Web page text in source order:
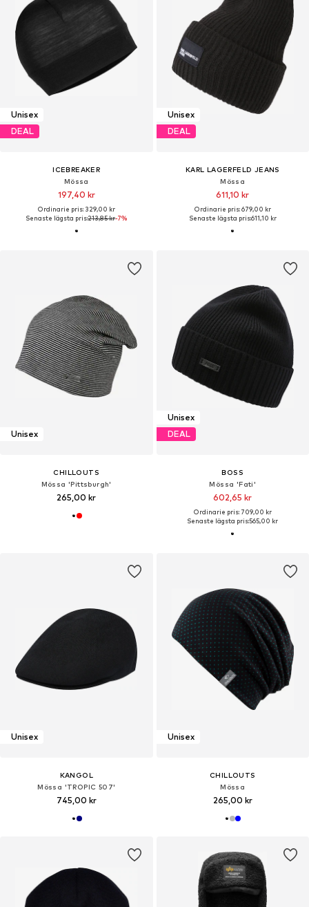
Unisex
DEAL
ICEBREAKER
Mössa
197,40 kr
Ordinarie pris: 329,00 kr
Senaste lägsta pris:213,85 kr-7%
Unisex
DEAL
KARL LAGERFELD JEANS
Mössa
611,10 kr
Ordinarie pris: 679,00 kr
Senaste lägsta pris:611,10 kr
Unisex
CHILLOUTS
Mössa 'Pittsburgh'
265,00 kr
Unisex
DEAL
BOSS
Mössa 'Fati'
602,65 kr
Ordinarie pris: 709,00 kr
Senaste lägsta pris:565,00 kr
Unisex
KANGOL
Mössa 'TROPIC 507'
745,00 kr
Unisex
CHILLOUTS
Mössa
265,00 kr